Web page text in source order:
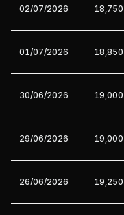
02/07/2026 18,750
01/07/2026 18,850
30/06/2026 19,000
29/06/2026 19,000
26/06/2026 19,250